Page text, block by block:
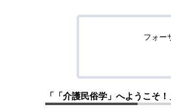
フォー
「「介護民俗学」へようこそ